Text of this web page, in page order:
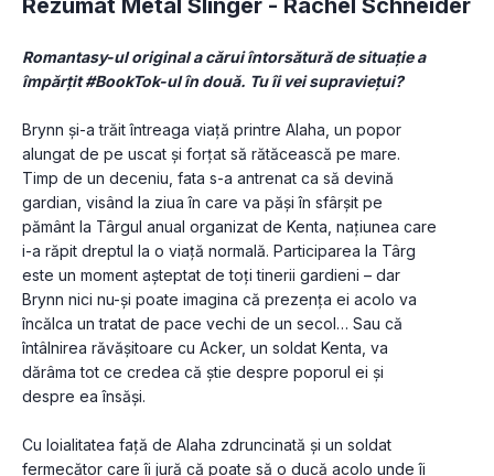
Rezumat Metal Slinger - Rachel Schneider
Romantasy-ul original a cărui întorsătură de situație a
împărțit #BookTok-ul în două. Tu îi vei supraviețui?
Brynn și-a trăit întreaga viață printre Alaha, un popor
alungat de pe uscat și forțat să rătăcească pe mare.
Timp de un deceniu, fata s-a antrenat ca să devină
gardian, visând la ziua în care va păși în sfârșit pe
pământ la Târgul anual organizat de Kenta, națiunea care
i-a răpit dreptul la o viață normală. Participarea la Târg
este un moment așteptat de toți tinerii gardieni – dar
Brynn nici nu-și poate imagina că prezența ei acolo va
încălca un tratat de pace vechi de un secol… Sau că
întâlnirea răvășitoare cu Acker, un soldat Kenta, va
dărâma tot ce credea că știe despre poporul ei și
despre ea însăși.
Cu loialitatea față de Alaha zdruncinată și un soldat
fermecător care îi jură că poate să o ducă acolo unde îi